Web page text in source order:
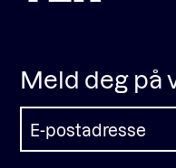
Meld deg på